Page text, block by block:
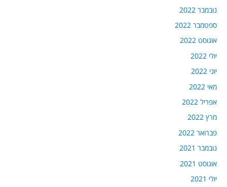
נובמבר 2022
ספטמבר 2022
אוגוסט 2022
יולי 2022
יוני 2022
מאי 2022
אפריל 2022
מרץ 2022
פברואר 2022
נובמבר 2021
אוגוסט 2021
יולי 2021